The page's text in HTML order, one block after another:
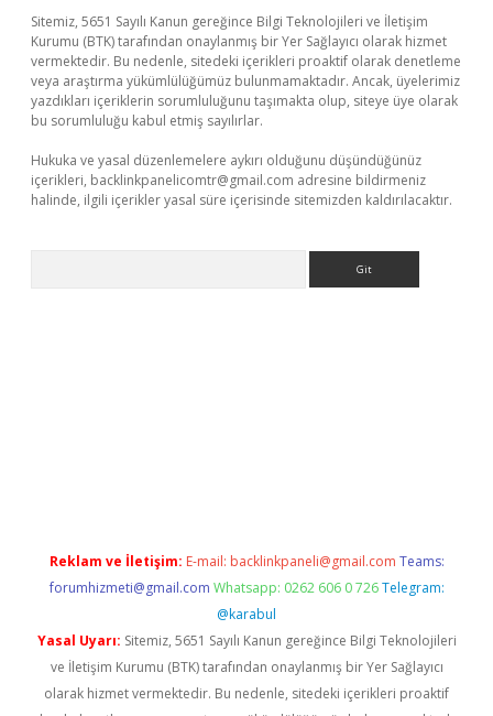
Sitemiz, 5651 Sayılı Kanun gereğince Bilgi Teknolojileri ve İletişim
Kurumu (BTK) tarafından onaylanmış bir Yer Sağlayıcı olarak hizmet
vermektedir. Bu nedenle, sitedeki içerikleri proaktif olarak denetleme
veya araştırma yükümlülüğümüz bulunmamaktadır. Ancak, üyelerimiz
yazdıkları içeriklerin sorumluluğunu taşımakta olup, siteye üye olarak
bu sorumluluğu kabul etmiş sayılırlar.
Hukuka ve yasal düzenlemelere aykırı olduğunu düşündüğünüz
içerikleri, backlinkpanelicomtr@gmail.com adresine bildirmeniz
halinde, ilgili içerikler yasal süre içerisinde sitemizden kaldırılacaktır.
Reklam ve İletişim: E-mail: backlinkpaneli@gmail.com Teams:
forumhizmeti@gmail.com Whatsapp: 0262 606 0 726 Telegram:
@karabul
Yasal Uyarı: Sitemiz, 5651 Sayılı Kanun gereğince Bilgi Teknolojileri
ve İletişim Kurumu (BTK) tarafından onaylanmış bir Yer Sağlayıcı
olarak hizmet vermektedir. Bu nedenle, sitedeki içerikleri proaktif